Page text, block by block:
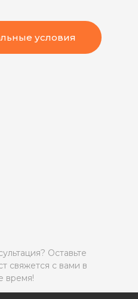
Оставьте
свяжется с вами в
время!
условия